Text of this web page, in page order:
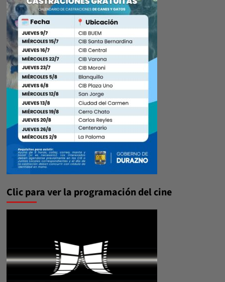
Clic para ver la programación del cine